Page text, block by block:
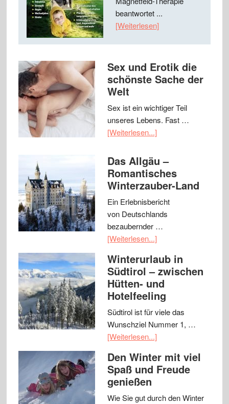
beantwortet ...
[Weiterlesen]
Sex und Erotik die
schönste Sache der
Welt
Sex ist ein wichtiger Teil
unseres Lebens. Fast …
[Weiterlesen...]
Das Allgäu –
Romantisches
Winterzauber-Land
Ein Erlebnisbericht
von Deutschlands
bezaubernder …
[Weiterlesen...]
Winterurlaub in
Südtirol – zwischen
Hütten- und
Hotelfeeling
Südtirol ist für viele das
Wunschziel Nummer 1, …
[Weiterlesen...]
Den Winter mit viel
Spaß und Freude
genießen
Wie Sie gut durch den Winter